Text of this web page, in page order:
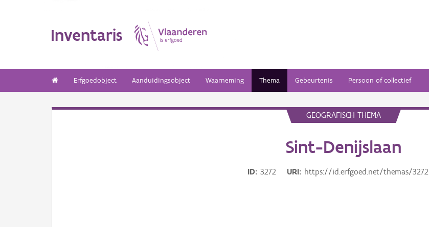
Inventaris
Erfgoedobject Aanduidingsobject Waarneming Thema Gebeurtenis Persoon of collectief
GEOGRAFISCH THEMA
Sint-Denijslaan
ID 3272 URI https://id.erfgoed.net/themas/3272